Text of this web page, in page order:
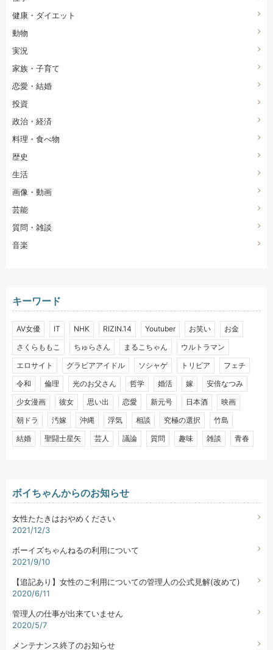
健康・ダイエット
動物
実況
家族・子育て
恋愛・結婚
投資
政治・経済
料理・食べ物
歴史
生活
画像・動画
芸能
質問・雑談
音楽
キーワード
AV女優 IT NHK RIZIN.14 Youtuber お笑い
お金
さくらももこ
ちゅらさん まるこちゃん
ウルトラマン
エロサイト
グラビアアイドル ソシャゲ トリビア
フェチ
令和
倫理 光のお父さん 哲学 婚活 嫁
安倍なつみ
少女漫画
彼女 思い出 恋愛 新元号 日本酒
映画
朝ドラ
汚嫁 沖縄 浮気 相談 究極の選択
竹島
結婚
聖闘士星矢 芸人 議論 質問 趣味 雑談 青春
ボイちゃんからのお知らせ
女性たたきはおやめください
2021/12/3
ボーイズちゃんねるの利用について
2021/9/10
【追記あり】女性のご利用についての管理人の公式見解(改めて)
2020/6/11
管理人の仕事が出来ていません
2020/5/7
メンテナンス終了のお知らせ